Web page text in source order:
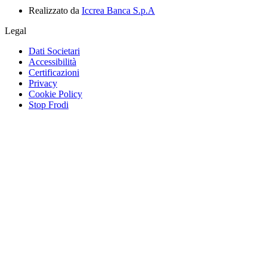
Realizzato da Iccrea Banca S.p.A
Legal
Dati Societari
Accessibilità
Certificazioni
Privacy
Cookie Policy
Stop Frodi